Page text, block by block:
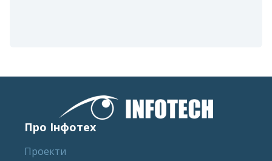
Про Інфотех
Проекти